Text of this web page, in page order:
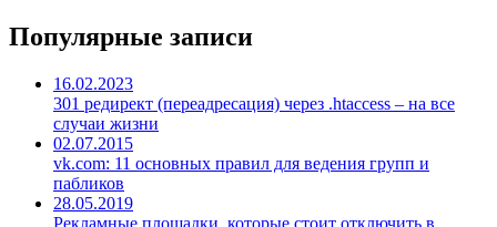
Популярные записи
16.02.2023
301 редирект (переадресация) через .htaccess – на все
случаи жизни
02.07.2015
vk.com: 11 основных правил для ведения групп и
пабликов
28.05.2019
Рекламные площадки, которые стоит отключить в